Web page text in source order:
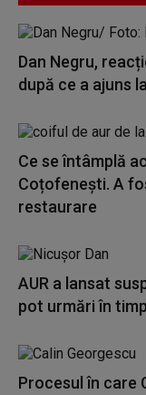
Dan Negru,
după ce a ajuns
Ce se întâmplă
Coțofenești. A
restaurare
AUR a lansat
pot urmări în
Procesul în care